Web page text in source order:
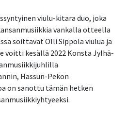
viulu-kitara duo, joka
vankalla otteella
soittavat Olli Sippola viulua ja
voitti kesällä 2022 Konsta Jylhä-
Hassun-Pekon
on sanottu tämän hetken